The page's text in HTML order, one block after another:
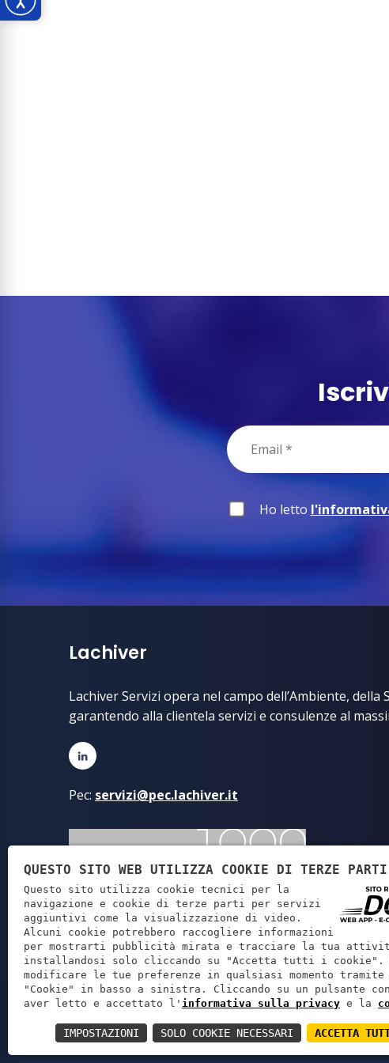
Ho letto
Lachiver
Lachiver Servizi opera nel campo dell’Ambiente, della
garantendo alla clientela servizi e consulenze al
Pec: servizi@pec.lachiver.it
Lachiver Servizi
QUESTO SITO WEB UTILIZZA COOKIE DI TERZE PARTI
Questo sito utilizza cookie tecnici per la
navigazione e cookie di terze parti per servizi
aggiuntivi come la visualizzazione di video.
Alcuni cookie potrebbero raccogliere informazioni
per mostrarti pubblicità mirata e tracciare la tua
installandosi solo cliccando su "Accetta tutti i cookie".
modificare le tue preferenze in qualsiasi momento
"Cookie" in basso a sinistra. Cliccando su un pulsante
aver letto e accettato l' informativa sulla privacy e la
ACCETTA
SOLO COOKIE NECESSARI
IMPOSTAZIONI